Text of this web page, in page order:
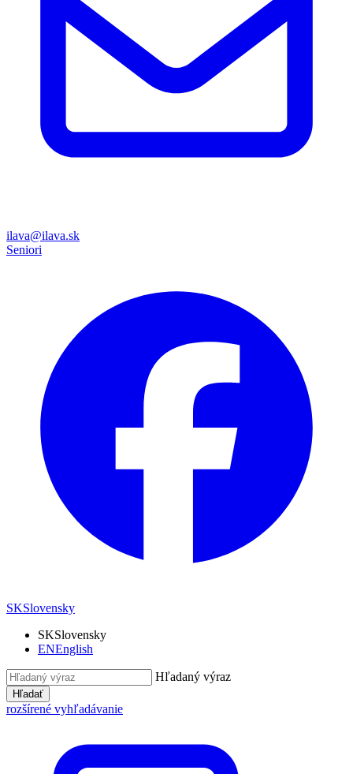
ilava@ilava.sk
Seniori
SKSlovensky
SKSlovensky
ENEnglish
Hľadaný výraz
Hľadať
rozšírené vyhľadávanie